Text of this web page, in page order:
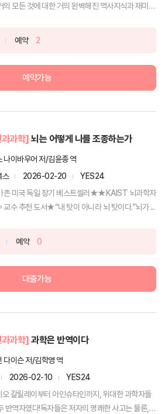
의 모든 것에 대한 거의 완벽해진 역사지식과 재미,
예약 2
예약가능
과학] 뇌는 어떻게 나를 조종하는가
나이바우어 저/김윤종 역
스
2026-02-20
YES24
미국 독일 장기 베스트셀러★★KAIST 뇌과학자
교수 추천 도서★“내 탓이 아니라 뇌 탓이다.”뇌가 ...
예약 0
대출가능
과학] 과학은 반역이다
다이슨 저/김학영 역
2026-02-10
YES24
오 갈릴레이부터 아인슈타인까지, 위대한 과학자들
반역자였다!독자들은 저자의 명쾌한 사고는 물론,